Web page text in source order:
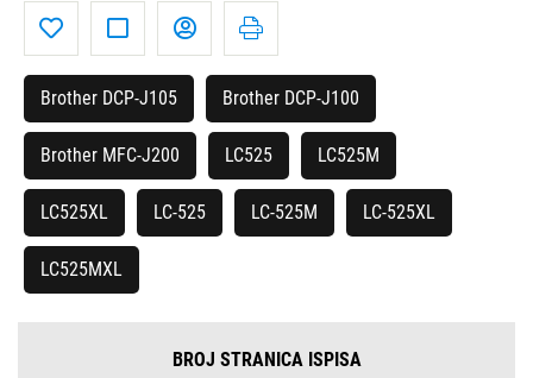
Brother DCP-J105 Brother DCP-J100
Brother MFC-J200 LC525 LC525M
LC525XL LC-525 LC-525M LC-525XL
LC525MXL
BROJ STRANICA ISPISA